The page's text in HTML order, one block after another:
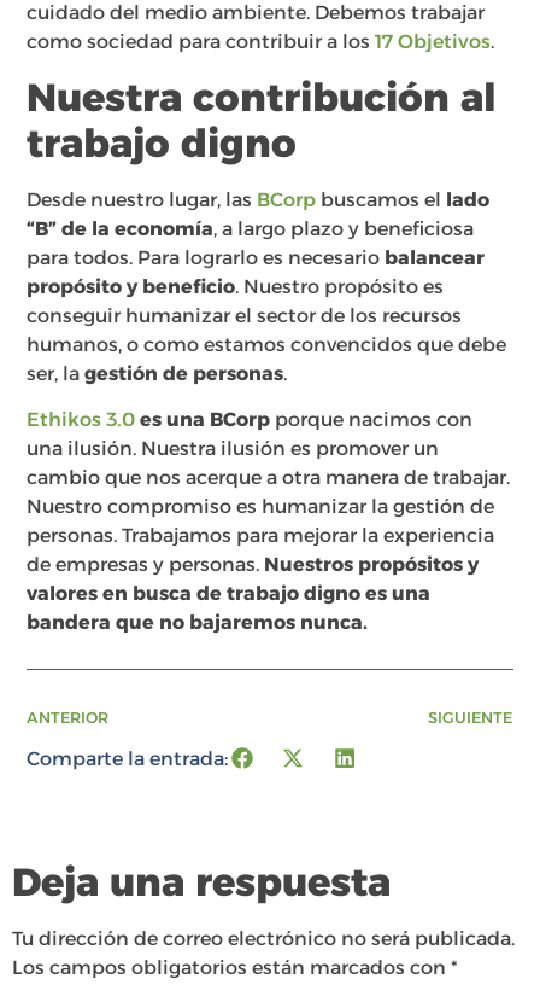
cuidado del medio ambiente. Debemos trabajar
como sociedad para contribuir a los17 Objetivos.
Nuestra contribución al
trabajo digno
Desde nuestro lugar, las BCorp buscamos el lado
“B” de la economía, a largo plazo y beneficiosa
para todos. Para lograrlo es necesario balancear
propósito y beneficio. Nuestro propósito es
conseguir humanizar el sector de los recursos
humanos, o como estamos convencidos que debe
ser, lagestión de personas.
Ethikos 3.0 es una BCorp porque nacimos con
una ilusión. Nuestra ilusión es promover un
cambio que nos acerque a otra manera de trabajar.
Nuestro compromiso es humanizar la gestión de
personas. Trabajamos para mejorar la experiencia
de empresas y personas. Nuestros propósitos y
valores en busca de trabajo digno es una
bandera que no bajaremos nunca.
ANTERIOR SIGUIENTE
Comparte la entrada:
Deja una respuesta
Tu dirección de correo electrónico no será publicada.
Los campos obligatorios están marcados con *